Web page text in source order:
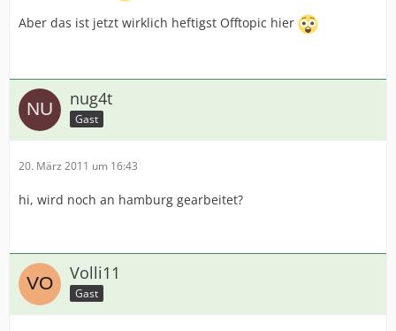
Aber das ist jetzt wirklich heftigst Offtopic hier
nug4t
Gast
20. März 2011 um 16:43
hi, wird noch an hamburg gearbeitet?
Volli11
Gast